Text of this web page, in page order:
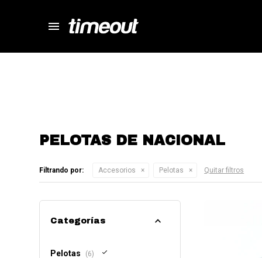
menu
PELOTAS DE NACIONAL
Filtrando por: Accesorios Pelotas Quitar filtros
Categorías
Pelotas (6)
close
store
local_shipping